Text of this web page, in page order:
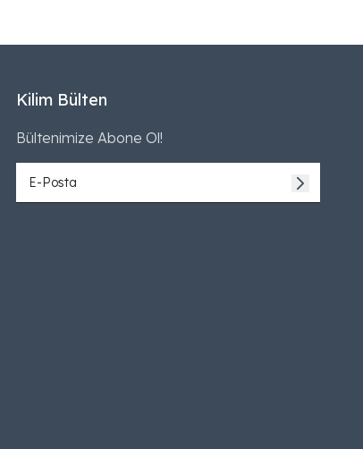
Kilim Bülten
Bültenimize Abone Ol!